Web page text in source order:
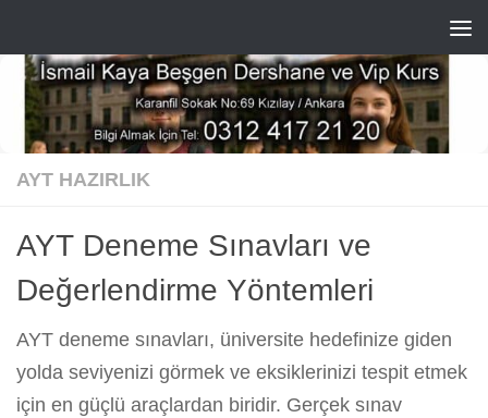
AYT HAZIRLIK
AYT Deneme Sınavları ve
Değerlendirme Yöntemleri
AYT deneme sınavları, üniversite hedefinize giden
yolda seviyenizi görmek ve eksiklerinizi tespit etmek
için en güçlü araçlardan biridir. Gerçek sınav